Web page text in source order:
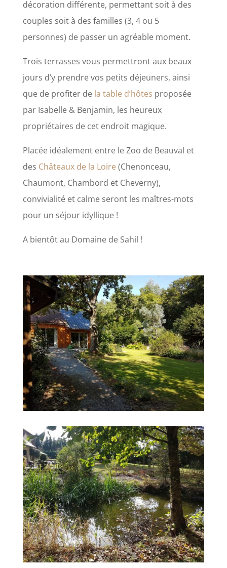
décoration différente, permettant soit à des
couples soit à des familles (3, 4 ou 5
personnes) de passer un agréable moment.
Trois terrasses vous permettront aux beaux
jours d’y prendre vos petits déjeuners, ainsi
que de profiter de la table d’hôtes proposée
par Isabelle & Benjamin, les heureux
propriétaires de cet endroit magique.
Placée idéalement entre le Zoo de Beauval et
des Châteaux de la Loire (Chenonceau,
Chaumont, Chambord et Cheverny),
convivialité et calme seront les maîtres-mots
pour un séjour idyllique !
A bientôt au Domaine de Sahil !